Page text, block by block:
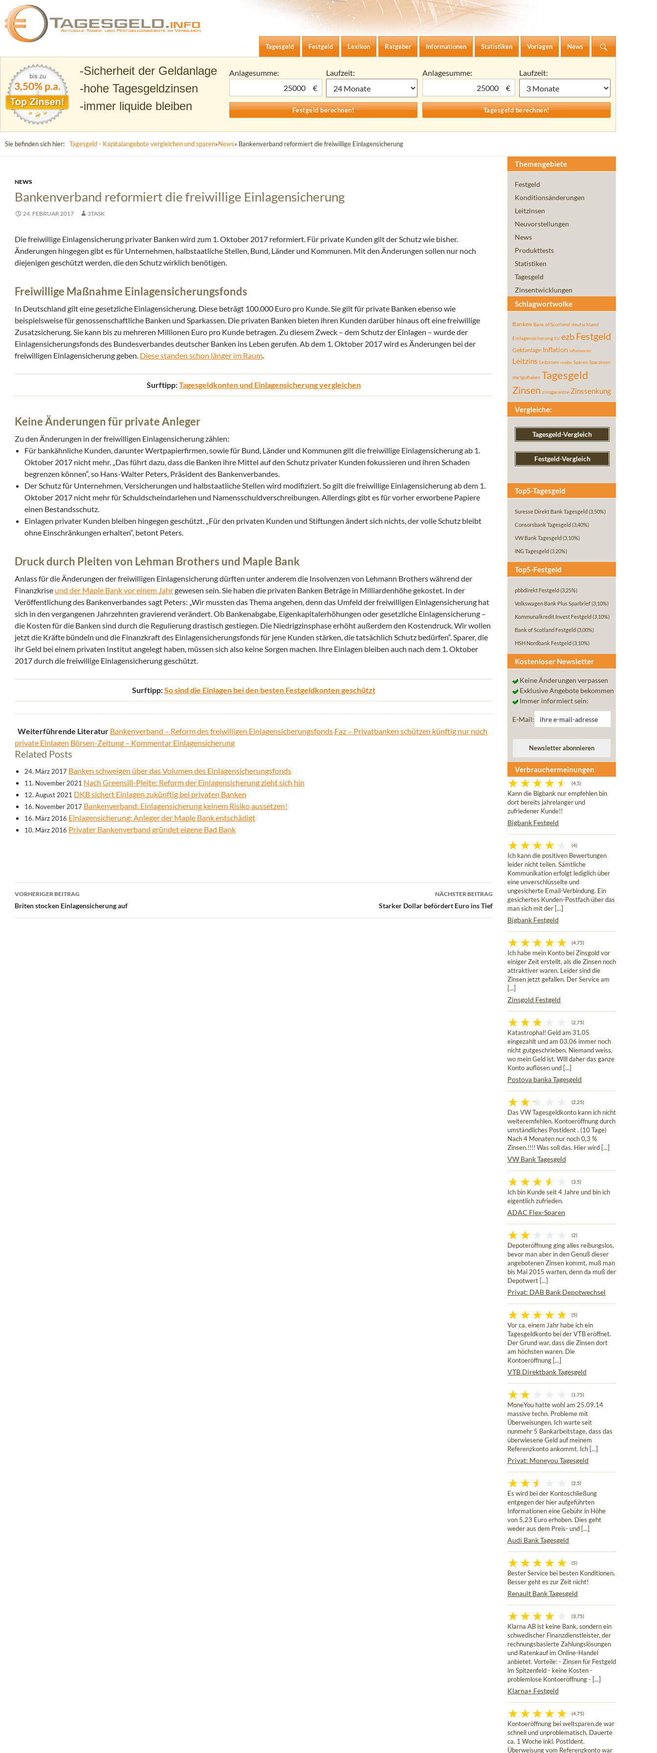
Tagesgeld.info – Tagesgeldkonten vergleichen und Tagesgeld-Zinsen berechnen
Zum Inhalt springen
Tagesgeld
Festgeld Lexikon Ratgeber Informationen Statistiken Vorlagen News
3,50% p.a.
Sicherheit der Geldanlage
hohe Tagesgeldzinsen
immer liquide bleiben
Anlagesumme:
€
Laufzeit:
Anlagesumme:
€
Laufzeit:
Sie befinden sich hier: Tagesgeld - Kapitalangebote vergleichen und sparen»News» Bankenverband reformiert die freiwillige Einlagensicherung
NEWS
Bankenverband reformiert die freiwillige Einlagensicherung
24. FEBRUAR 2017 3TASK
Die freiwillige Einlagensicherung privater Banken wird zum 1. Oktober 2017 reformiert. Für private Kunden gilt der Schutz wie bisher.
Änderungen hingegen gibt es für Unternehmen, halbstaatliche Stellen, Bund, Länder und Kommunen. Mit den Änderungen sollen nur noch
diejenigen geschützt werden, die den Schutz wirklich benötigen.
Freiwillige Maßnahme Einlagensicherungsfonds
In Deutschland gilt eine gesetzliche Einlagensicherung. Diese beträgt 100.000 Euro pro Kunde. Sie gilt für private Banken ebenso wie
beispielsweise für genossenschaftliche Banken und Sparkassen. Die privaten Banken bieten ihren Kunden darüber hinaus oft eine freiwillige
Zusatzsicherung. Sie kann bis zu mehreren Millionen Euro pro Kunde betragen. Zu diesem Zweck – dem Schutz der Einlagen – wurde der
Einlagensicherungsfonds des Bundesverbandes deutscher Banken ins Leben gerufen. Ab dem 1. Oktober 2017 wird es Änderungen bei der
freiwilligen Einlagensicherung geben. Diese standen schon länger im Raum.
Surftipp:Tagesgeldkonten und Einlagensicherung vergleichen
Keine Änderungen für private Anleger
Zu den Änderungen in der freiwilligen Einlagensicherung zählen:
Für bankähnliche Kunden, darunter Wertpapierfirmen, sowie für Bund, Länder und Kommunen gilt die freiwillige Einlagensicherung ab 1.
Oktober 2017 nicht mehr. „Das führt dazu, dass die Banken ihre Mittel auf den Schutz privater Kunden fokussieren und ihren Schaden
begrenzen können“, so Hans-Walter Peters, Präsident des Bankenverbandes.
Der Schutz für Unternehmen, Versicherungen und halbstaatliche Stellen wird modifiziert. So gilt die freiwillige Einlagensicherung ab dem 1.
Oktober 2017 nicht mehr für Schuldscheindarlehen und Namensschuldverschreibungen. Allerdings gibt es für vorher erworbene Papiere
einen Bestandsschutz.
Einlagen privater Kunden bleiben hingegen geschützt. „Für den privaten Kunden und Stiftungen ändert sich nichts, der volle Schutz bleibt
ohne Einschränkungen erhalten“, betont Peters.
Druck durch Pleiten von Lehman Brothers und Maple Bank
Anlass für die Änderungen der freiwilligen Einlagensicherung dürften unter anderem die Insolvenzen von Lehmann Brothers während der
Finanzkrise und der Maple Bank vor einem Jahrgewesen sein. Sie haben die privaten Banken Beträge in Milliardenhöhe gekostet. In der
Veröffentlichung des Bankenverbandes sagt Peters: „Wir mussten das Thema angehen, denn das Umfeld der freiwilligen Einlagensicherung hat
sich in den vergangenen Jahrzehnten gravierend verändert. Ob Bankenabgabe, Eigenkapitalerhöhungen oder gesetzliche Einlagensicherung –
die Kosten für die Banken sind durch die Regulierung drastisch gestiegen. Die Niedrigzinsphase erhöht außerdem den Kostendruck. Wir wollen
jetzt die Kräfte bündeln und die Finanzkraft des Einlagensicherungsfonds für jene Kunden stärken, die tatsächlich Schutz bedürfen“. Sparer, die
ihr Geld bei einem privaten Institut angelegt haben, müssen sich also keine Sorgen machen. Ihre Einlagen bleiben auch nach dem 1. Oktober
2017 durch die freiwillige Einlagensicherung geschützt.
Surftipp:So sind die Einlagen bei den besten Festgeldkonten geschützt
Weiterführende Literatur Bankenverband – Reform des freiwilligen Einlagensicherungsfonds Faz – Privatbanken schützen künftig nur noch
private Einlagen Börsen-Zeitung – Kommentar Einlagensicherung
Related Posts
24. März 2017 Banken schweigen über das Volumen des Einlagensicherungsfonds
11. November 2021 Nach Greensill-Pleite: Reform der Einlagensicherung zieht sich hin
12. August 2021 DKB sichert Einlagen zukünftig bei privaten Banken
16. November 2017 Bankenverband: Einlagensicherung keinem Risiko aussetzen!
16. März 2016 Einlagensicherung: Anleger der Maple Bank entschädigt
10. März 2016 Privater Bankenverband gründet eigene Bad Bank
Beitrags-
Navigation
VORHERIGER BEITRAG
Briten stocken Einlagensicherung auf
NÄCHSTER BEITRAG
Starker Dollar befördert Euro ins Tief
Themengebiete
Festgeld
Konditionsänderungen
Leitzinsen
Neuvorstellungen
News
Produkttests
Statistiken
Tagesgeld
Zinsentwicklungen
Schlagwortwolke
Banken Bank of Scotland deutschland
Einlagensicherung EU ezbFestgeld
Geldanlage Inflation inflationsrate
Leitzins Leitzinsen rendite Sparen Sparzinsen
startguthaben Tagesgeld
Zinsen zinsgarantie Zinssenkung
Vergleiche:
Tagesgeld-Vergleich
Festgeld-Vergleich
Top5-Tagesgeld
Suresse Direkt Bank Tagesgeld (3,50%)
Consorsbank Tagesgeld (3,40%)
VW Bank Tagesgeld (3,10%)
ING Tagesgeld (3,20%)
Top5-Festgeld
pbbdirekt Festgeld (3,25%)
Volkswagen Bank Plus Sparbrief(3,10%)
Kommunalkredit Invest Festgeld (3,10%)
Bank of Scotland Festgeld (3,00%)
HSH Nordbank Festgeld (3,10%)
Kostenloser Newsletter
Keine Änderungen verpassen
Exklusive Angebote bekommen
Immer informiert sein:
E-Mail:
Verbrauchermeinungen
(4,5)
Kann die Bigbank nur empfehlen bin
dort bereits jahrelanger und
zufriedener Kunde!!
Bigbank Festgeld
(4)
Ich kann die positiven Bewertungen
leider nicht teilen. Sämtliche
Kommunikation erfolgt lediglich über
eine unverschlüsselte und
ungesicherte Email-Verbindung. Ein
gesichertes Kunden-Postfach über das
man sich mit der [...]
Bigbank Festgeld
(4,75)
Ich habe mein Konto bei Zinsgold vor
einiger Zeit erstellt, als die Zinsen noch
attraktiver waren. Leider sind die
Zinsen jetzt gefallen. Der Service am
[...]
Zinsgold Festgeld
(2,75)
Katastrophal! Geld am 31.05
eingezahlt und am 03.06 immer noch
nicht gutgeschrieben. Niemand weiss,
wo mein Geld ist. Will daher das ganze
Konto auflösen und [...]
Postova banka Tagesgeld
(2,25)
Das VW Tagesgeldkonto kann ich nicht
weiteremfehlen. Kontoeröffnung durch
umständliches Postident . (10 Tage)
Nach 4 Monaten nur noch 0,3 %
Zinsen.!!!! Was soll das. Hier wird [...]
VW Bank Tagesgeld
(3,5)
Ich bin Kunde seit 4 Jahre und bin ich
eigentlich zufrieden.
ADAC Flex-Sparen
(2)
Depoteröffnung ging alles reibungslos,
bevor man aber in den Genuß dieser
angebotenen Zinsen kommt, muß man
bis Mai 2015 warten, denn da muß der
Depotwert [...]
Privat: DAB Bank Depotwechsel
(5)
Vor ca. einem Jahr habe ich ein
Tagesgeldkonto bei der VTB eröffnet.
Der Grund war, dass die Zinsen dort
am höchsten waren. Die
Kontoeröffnung [...]
VTB Direktbank Tagesgeld
(1,75)
MoneYou hatte wohl am 25.09.14
massive techn. Probleme mit
Überweisungen. Ich warte seit
nunmehr 5 Bankarbeitstage, dass das
überwiesene Geld auf meinem
Referenzkonto ankommt. Ich [...]
Privat: Moneyou Tagesgeld
(2,5)
Es wird bei der Kontoschließung
entgegen der hier aufgeführten
Informationen eine Gebühr in Höhe
von 5,23 Euro erhoben. Dies geht
weder aus dem Preis- und [...]
Audi Bank Tagesgeld
(5)
Bester Service bei besten Konditionen.
Besser geht es zur Zeit nicht!
Renault Bank Tagesgeld
(3,75)
Klarna AB ist keine Bank, sondern ein
schwedischer Finanzdienstleister, der
rechnungsbasierte Zahlungslösungen
und Ratenkauf im Online-Handel
anbietet. Vorteile: - Zinsen für Festgeld
im Spitzenfeld - keine Kosten -
problemlose Kontoeröffnung - [...]
Klarna+ Festgeld
(4,75)
Kontoeröffnung bei weltsparen.de war
schnell und unproblematisch. Dauerte
ca. 1 Woche inkl. PostIdent.
Überweisung vom Referenzkonto war